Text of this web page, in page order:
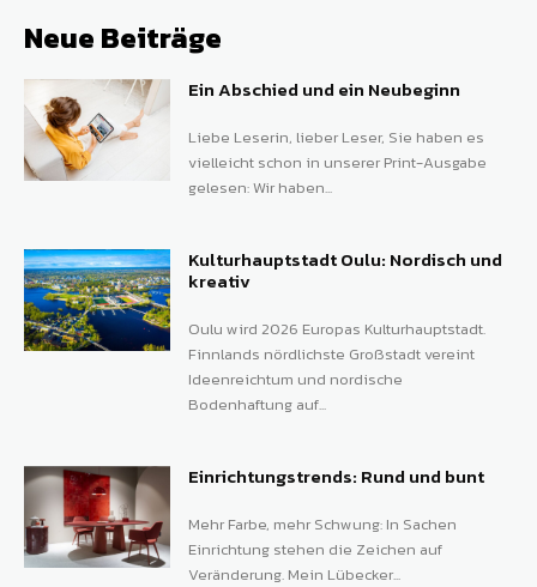
Neue Beiträge
Ein Abschied und ein Neubeginn
Liebe Leserin, lieber Leser, Sie haben es
vielleicht schon in unserer Print-Ausgabe
gelesen: Wir haben...
Kulturhauptstadt Oulu: Nordisch und
kreativ
Oulu wird 2026 Europas Kulturhauptstadt.
Finnlands nördlichste Großstadt vereint
Ideenreichtum und nordische
Bodenhaftung auf...
Einrichtungstrends: Rund und bunt
Mehr Farbe, mehr Schwung: In Sachen
Einrichtung stehen die Zeichen auf
Veränderung. Mein Lübecker...